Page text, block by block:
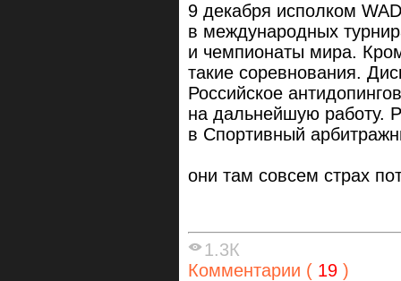
9 декабря исполком
в международных
и чемпионаты мира.
такие соревнования.
Российское
на дальнейшую работу.
в Спортивный
они там совсем страх
1.3К
Комментарии ( 19 )